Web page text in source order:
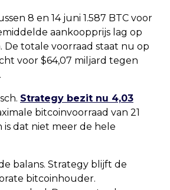
8 en 14 juni 1.587 BTC voor
aankoopprijs lag op
De totale voorraad staat nu op
voor $64,07 miljard tegen
Strategy bezit nu 4,03
bitcoinvoorraad van 21
is dat niet meer de hele
balans. Strategy blijft de
bitcoinhouder.